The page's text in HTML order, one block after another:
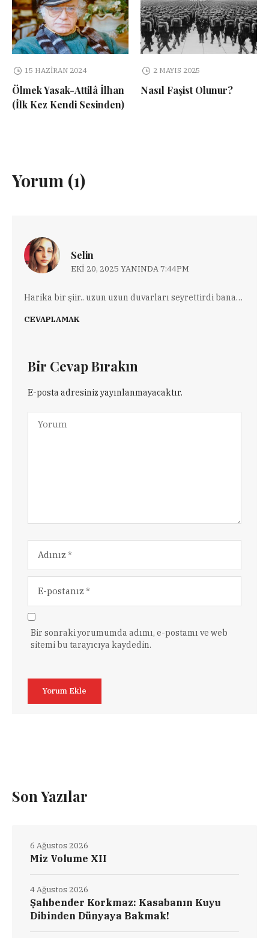
15 HAZIRAN 2024
Ölmek Yasak-Attilâ İlhan
(İlk Kez Kendi Sesinden)
2 MAYIS 2025
Nasıl Faşist Olunur?
Yorum (1)
Selin
EKI 20, 2025 YANINDA 7:44PM
Harika bir şiir.. uzun uzun duvarları seyrettirdi bana…
CEVAPLAMAK
Bir Cevap Bırakın
E-posta adresiniz yayınlanmayacaktır.
Bir sonraki yorumumda adımı, e-postamı ve web
sitemi bu tarayıcıya kaydedin.
Son Yazılar
Miz Volume XII
6 Ağustos 2026
Şahbender Korkmaz: Kasabanın Kuyu
Dibinden Dünyaya Bakmak!
4 Ağustos 2026